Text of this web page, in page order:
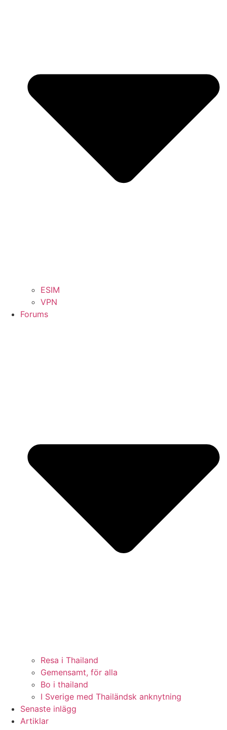
ESIM
VPN
Forums
Resa i Thailand
Gemensamt, för alla
Bo i thailand
I Sverige med Thailändsk anknytning
Senaste inlägg
Artiklar